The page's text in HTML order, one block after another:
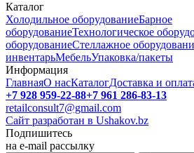
Каталог
Холодильное оборудованиеБарное
оборудованиеТехнологическое
оборудованиеСтеллажное
инвентарьМебельУпаковка/пакеты
Информация
ГлавнаяО насКаталогДоставка и
+7 928 959-22-88+7 961 286-83-13
retailconsult7@gmail.com
Сайт разработан в Ushakov.bz
Подпишитесь
на e-mail рассылку